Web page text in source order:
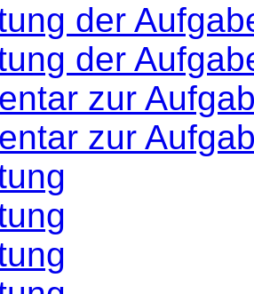
der
der
zur
zur